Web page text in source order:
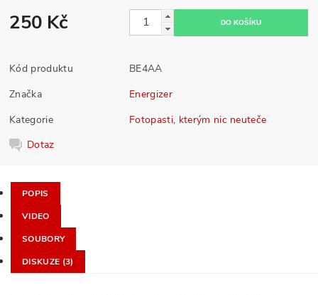
250 Kč
Kód produktu
BE4AA
Značka
Energizer
Kategorie
Fotopasti, kterým nic neuteče
Dotaz
POPIS
VIDEO
SOUBORY
DISKUZE (3)